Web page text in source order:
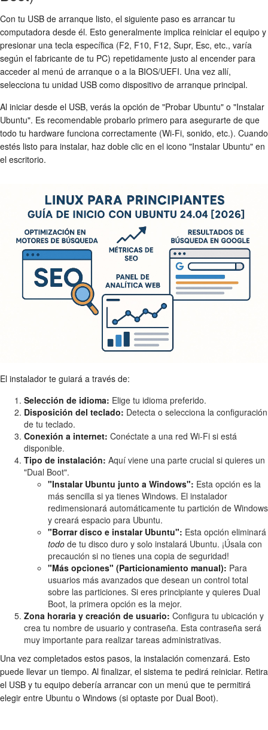
Con tu USB de arranque listo, el siguiente paso es arrancar tu
computadora desde él. Esto generalmente implica reiniciar el equipo y
presionar una tecla específica (F2, F10, F12, Supr, Esc, etc., varía
según el fabricante de tu PC) repetidamente justo al encender para
acceder al menú de arranque o a la BIOS/UEFI. Una vez allí,
selecciona tu unidad USB como dispositivo de arranque principal.
Al iniciar desde el USB, verás la opción de "Probar Ubuntu" o "Instalar
Ubuntu". Es recomendable probarlo primero para asegurarte de que
todo tu hardware funciona correctamente (Wi-Fi, sonido, etc.). Cuando
estés listo para instalar, haz doble clic en el icono "Instalar Ubuntu" en
el escritorio.
El instalador te guiará a través de:
Selección de idioma: Elige tu idioma preferido.
Disposición del teclado: Detecta o selecciona la configuración
de tu teclado.
Conexión a internet: Conéctate a una red Wi-Fi si está
disponible.
Tipo de instalación: Aquí viene una parte crucial si quieres un
"Dual Boot".
"Instalar Ubuntu junto a Windows": Esta opción es la
más sencilla si ya tienes Windows. El instalador
redimensionará automáticamente tu partición de Windows
y creará espacio para Ubuntu.
"Borrar disco e instalar Ubuntu": Esta opción eliminará
todo de tu disco duro y solo instalará Ubuntu. ¡Úsala con
precaución si no tienes una copia de seguridad!
"Más opciones" (Particionamiento manual): Para
usuarios más avanzados que desean un control total
sobre las particiones. Si eres principiante y quieres Dual
Boot, la primera opción es la mejor.
Zona horaria y creación de usuario: Configura tu ubicación y
crea tu nombre de usuario y contraseña. Esta contraseña será
muy importante para realizar tareas administrativas.
Una vez completados estos pasos, la instalación comenzará. Esto
puede llevar un tiempo. Al finalizar, el sistema te pedirá reiniciar. Retira
el USB y tu equipo debería arrancar con un menú que te permitirá
elegir entre Ubuntu o Windows (si optaste por Dual Boot).